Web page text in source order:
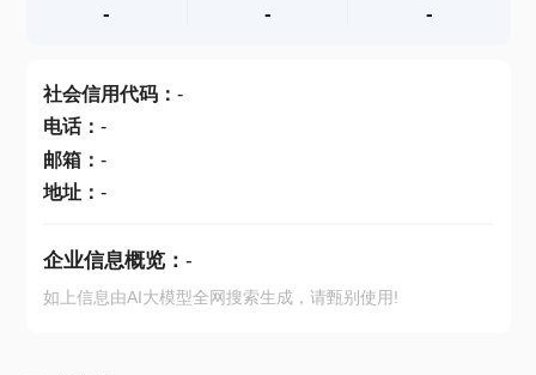
查产地
- - -
社会信用代码： -
电话： -
邮箱： -
地址： -
企业信息概览： -
如上信息由AI大模型全网搜索生成，请甄别使用!